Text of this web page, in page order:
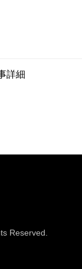
詳細
Reserved.